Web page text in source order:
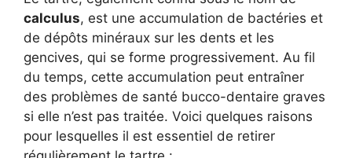
calculus, est une accumulation de bactéries et
de dépôts minéraux sur les dents et les
gencives, qui se forme progressivement. Au fil
du temps, cette accumulation peut entraîner
des problèmes de santé bucco-dentaire graves
si elle n’est pas traitée. Voici quelques raisons
pour lesquelles il est essentiel de retirer